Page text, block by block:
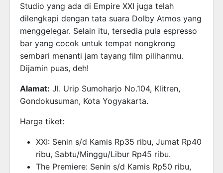
Studio yang ada di Empire XXI juga telah
dilengkapi dengan tata suara Dolby Atmos yang
menggelegar. Selain itu, tersedia pula espresso
bar yang cocok untuk tempat nongkrong
sembari menanti jam tayang film pilihanmu.
Dijamin puas, deh!
Alamat: Jl. Urip Sumoharjo No.104, Klitren,
Gondokusuman, Kota Yogyakarta.
Harga tiket:
XXI: Senin s/d Kamis Rp35 ribu, Jumat Rp40
ribu, Sabtu/Minggu/Libur Rp45 ribu.
The Premiere: Senin s/d Kamis Rp50 ribu,